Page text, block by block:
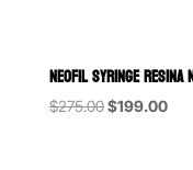
NEOFIL SYRINGE RESINA
$275.00Original
$199.00